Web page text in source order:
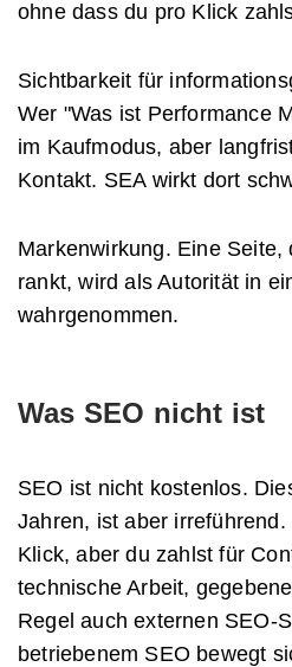
ohne dass du pro Klick
Sichtbarkeit für
Wer "Was ist Performance
im Kaufmodus, aber
Kontakt. SEA wirkt dort
Markenwirkung. Eine Seite,
rankt, wird als Autorität in
wahrgenommen.
Was SEO nicht ist
SEO ist nicht kostenlos.
Jahren, ist aber
Klick, aber du zahlst für
technische Arbeit,
Regel auch externen SEO-
betriebenem SEO bewegt